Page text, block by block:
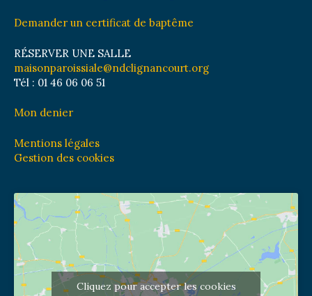
Demander un certificat de baptême
RÉSERVER UNE SALLE
maisonparoissiale@ndclignancourt.org
Tél : 01 46 06 06 51
Mon denier
Mentions légales
Gestion des cookies
Cliquez pour accepter les cookies